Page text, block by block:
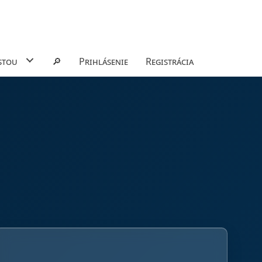
🔎 Prihlásenie Registrácia